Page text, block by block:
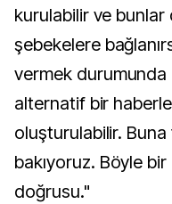
kurulabilir ve
şebekelere
vermek
alternatif bir
oluşturulabilir.
bakıyoruz. Böyle
doğrusu."